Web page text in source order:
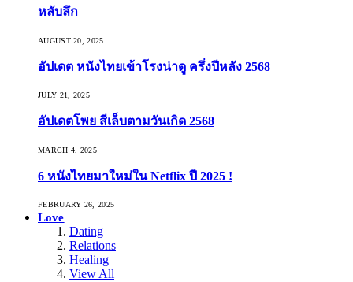
หลับลึก
AUGUST 20, 2025
อัปเดต หนังไทยเข้าโรงน่าดู ครึ่งปีหลัง 2568
JULY 21, 2025
อัปเดตโพย สีเล็บตามวันเกิด 2568
MARCH 4, 2025
6 หนังไทยมาใหม่ใน Netflix ปี 2025 !
FEBRUARY 26, 2025
Love
Dating
Relations
Healing
View All